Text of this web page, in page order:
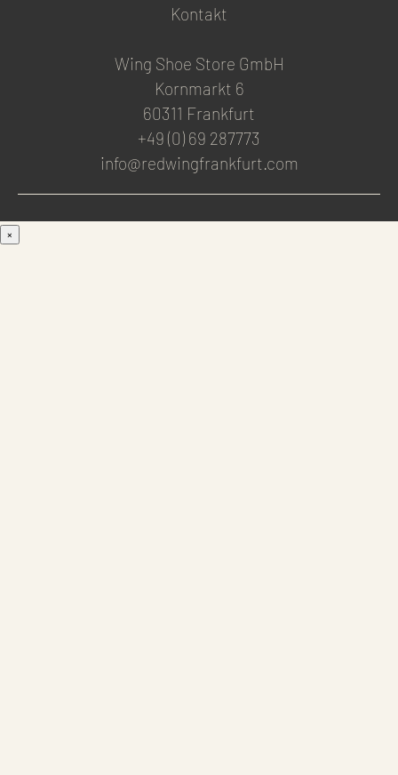
Kontakt
Wing Shoe Store GmbH
Kornmarkt 6
60311 Frankfurt
+49 (0) 69 287773
info@redwingfrankfurt.com
×